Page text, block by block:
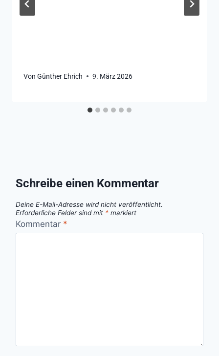
Von Günther Ehrich 9. März 2026
Schreibe einen Kommentar
Deine E-Mail-Adresse wird nicht veröffentlicht.
Erforderliche Felder sind mit * markiert
Kommentar *